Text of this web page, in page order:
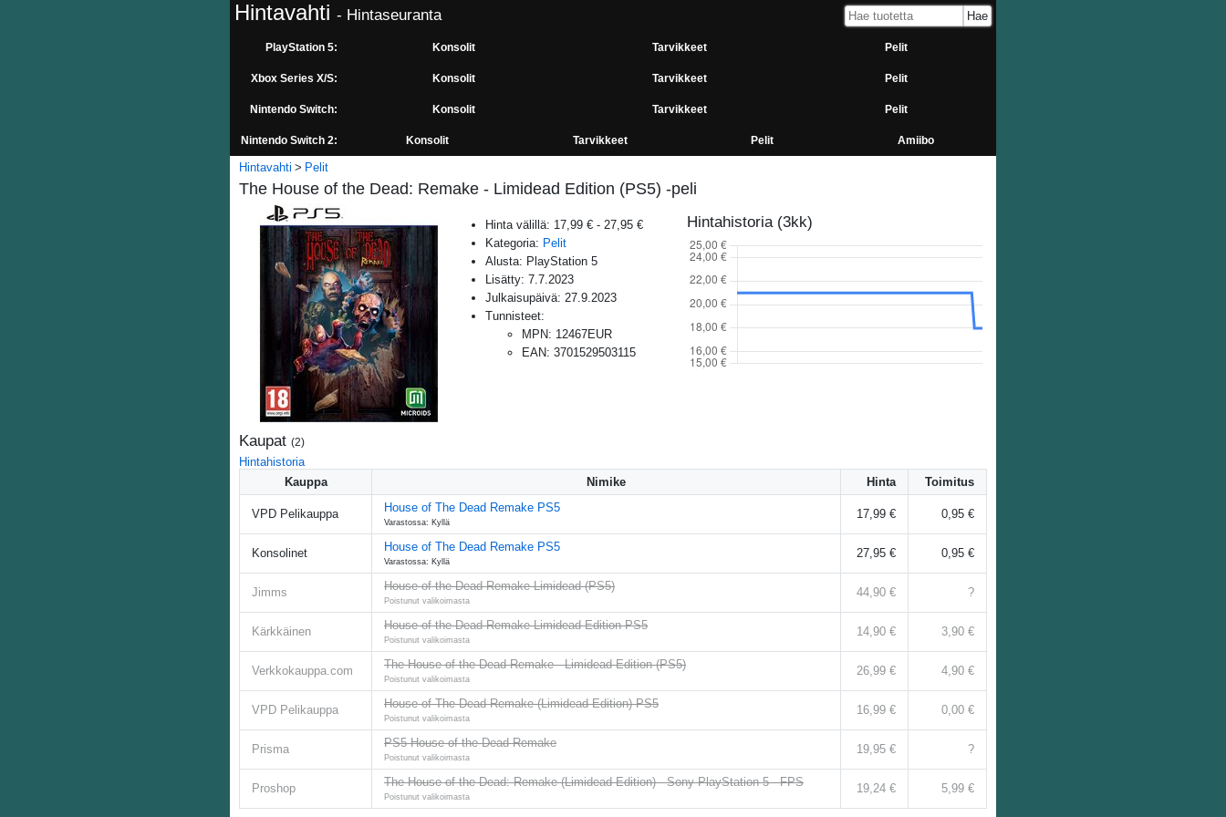
Hintavahti - Hintaseuranta
PlayStation 5: Konsolit Tarvikkeet Pelit
Xbox Series X/S: Konsolit Tarvikkeet Pelit
Nintendo Switch: Konsolit Tarvikkeet Pelit
Nintendo Switch 2: Konsolit Tarvikkeet Pelit Amiibo
Hintavahti Pelit
The House of the Dead: Remake - Limidead Edition (PS5) -peli
Hinta välillä: 17,99 € - 27,95 €
Kategoria: Pelit
Alusta: PlayStation 5
Lisätty: 7.7.2023
Julkaisupäivä: 27.9.2023
Tunnisteet:
MPN: 12467EUR
EAN: 3701529503115
Hintahistoria (3kk)
Kaupat (2)
Hintahistoria
Kauppa
Nimike Hinta Toimitus
VPD Pelikauppa House of The Dead Remake PS5
Varastossa: Kyllä
17,99 € 0,95 €
Konsolinet House of The Dead Remake PS5
Varastossa: Kyllä
27,95 € 0,95 €
Jimms House of the Dead Remake Limidead (PS5)
Poistunut valikoimasta
44,90 € ?
Kärkkäinen House of the Dead Remake Limidead Edition PS5
Poistunut valikoimasta
14,90 € 3,90 €
Verkkokauppa.com The House of the Dead Remake - Limidead Edition (PS5)
Poistunut valikoimasta
26,99 € 4,90 €
VPD Pelikauppa House of The Dead Remake (Limidead Edition) PS5
Poistunut valikoimasta
16,99 € 0,00 €
Prisma PS5 House of the Dead Remake
Poistunut valikoimasta
19,95 € ?
Proshop The House of the Dead: Remake (Limidead Edition) - Sony PlayStation 5 - FPS
Poistunut valikoimasta
19,24 € 5,99 €